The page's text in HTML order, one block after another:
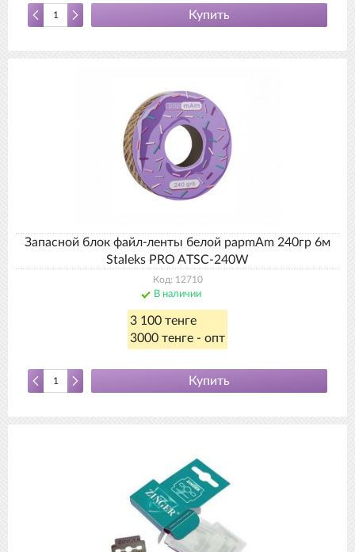
Купить
Запасной блок файл-ленты белой papmAm 240гр 6м
Staleks PRO ATSC-240W
Код: 12710
В наличии
3 100 тенге
3000 тенге - опт
Купить